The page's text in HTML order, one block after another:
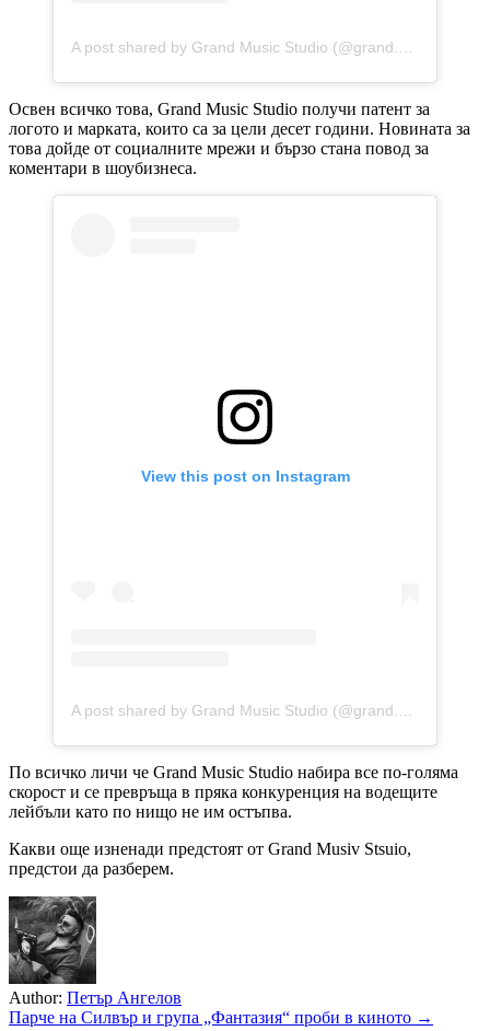
A post shared by Grand Music Studio (@grand.music.studio)
Освен всичко това, Grand Music Studio получи патент за
логото и марката, които са за цели десет години. Новината за
това дойде от социалните мрежи и бързо стана повод за
коментари в шоубизнеса.
View this post on Instagram
A post shared by Grand Music Studio (@grand.music.studio)
По всичко личи че Grand Music Studio набира все по-голяма
скорост и се превръща в пряка конкуренция на водещите
лейбъли като по нищо не им остъпва.
Какви още изненади предстоят от Grand Musiv Stsuio,
предстои да разберем.
Author: Петър Ангелов
Навигация
Парче на Силвър и група „Фантазия“ проби в киното →